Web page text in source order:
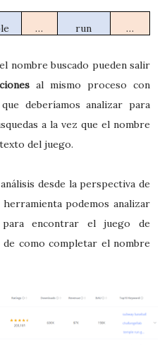
… run …
nombre buscado pueden salir
al mismo proceso con
deberíamos analizar para
a la vez que el nombre
del juego.
desde la perspectiva de
podemos analizar
encontrar el juego de
como completar el nombre